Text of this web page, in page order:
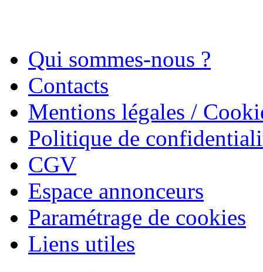
Qui sommes-nous ?
Contacts
Mentions légales /
Politique de
CGV
Espace annonceurs
Paramétrage de cookies
Liens utiles